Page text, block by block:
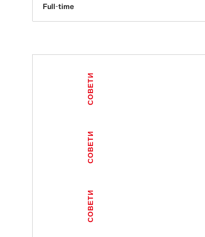
Full-time
СОВЕТИ
СОВЕТИ
СОВЕТИ